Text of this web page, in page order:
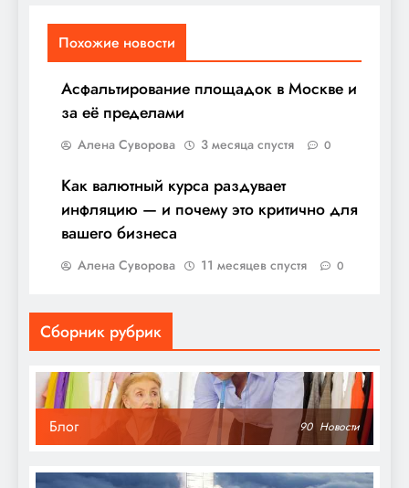
Похожие новости
Асфальтирование площадок в Москве и
за её пределами
Алена Суворова 3 месяца спустя 0
Как валютный курса раздувает
инфляцию — и почему это критично для
вашего бизнеса
Алена Суворова 11 месяцев спустя 0
Сборник рубрик
Блог 90 Новости